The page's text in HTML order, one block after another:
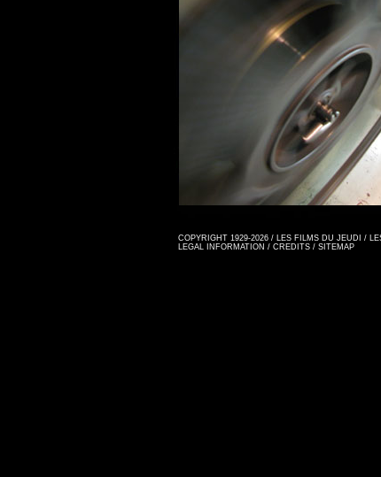
COPYRIGHT 1929-2026 / LES FILMS DU JEUDI /
LEGAL INFORMATION / CREDITS / SITEMAP